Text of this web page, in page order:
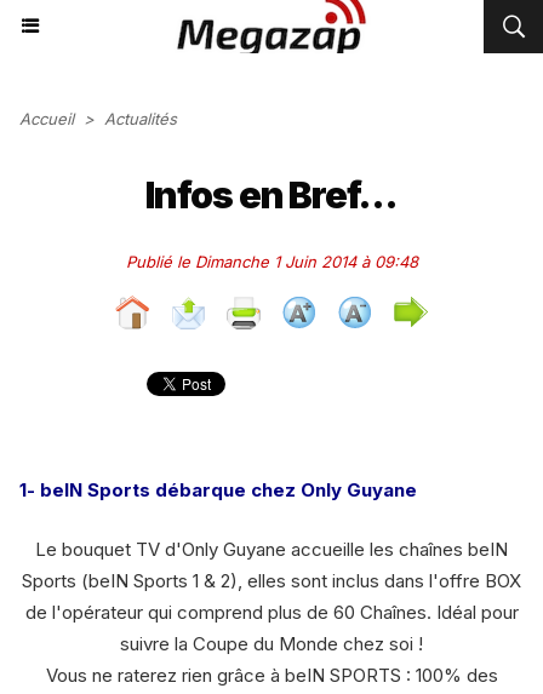
Accueil > Actualités
Infos en Bref...
Publié le Dimanche 1 Juin 2014 à 09:48
1- beIN Sports débarque chez Only Guyane
Le bouquet TV d'Only Guyane accueille les chaînes beIN
Sports (beIN Sports 1 & 2), elles sont inclus dans l'offre BOX
de l'opérateur qui comprend plus de 60 Chaînes. Idéal pour
suivre la Coupe du Monde chez soi !
Vous ne raterez rien grâce à beIN SPORTS : 100% des